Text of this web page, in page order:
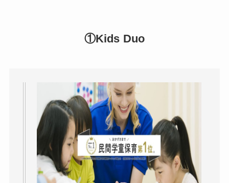
①Kids Duo